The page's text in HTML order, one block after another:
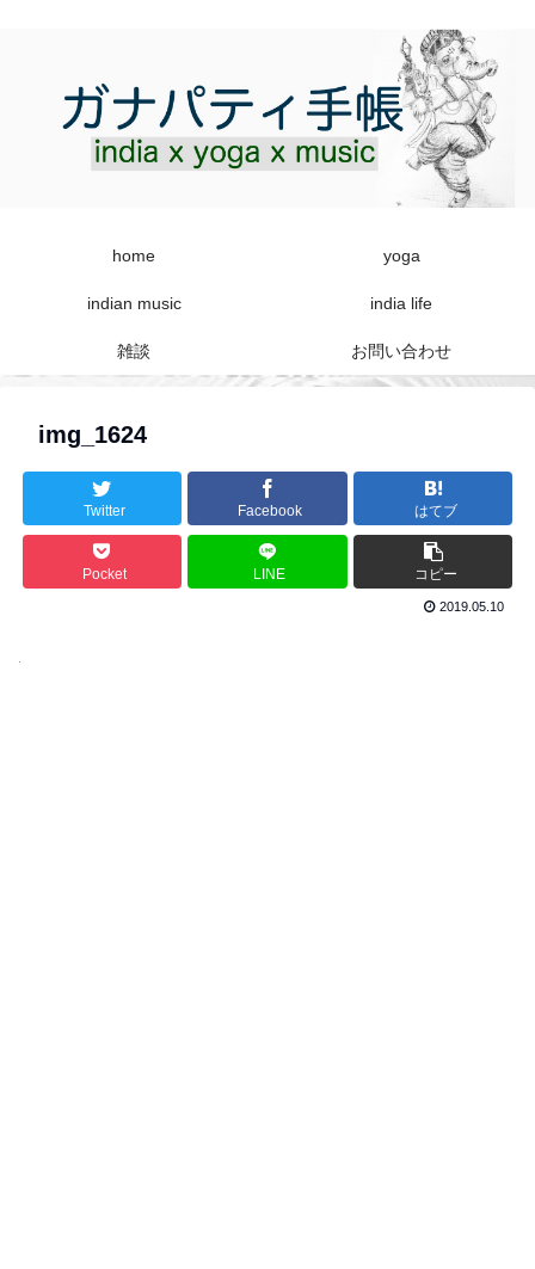
home yoga
indian music india life
雑談 お問い合わせ
img_1624
Twitter Facebook はてブ
Pocket LINE コピー
2019.05.10